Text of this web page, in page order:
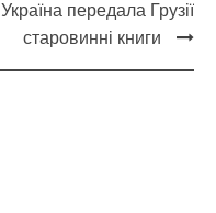
Україна передала Грузії
старовинні книги